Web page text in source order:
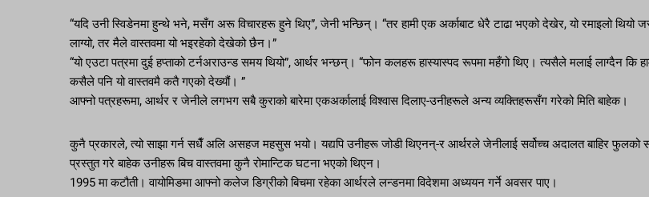
“यदि उनी स्विडेनमा हुन्थे भने, मसँग अरू विचारहरू हुने थिए”, जेनी भन्छिन्। “तर हामी एक अर्काबाट धेरै टाढा भएको देखेर, यो रमाइलो थियो
लाग्यो, तर मैले वास्तवमा यो भइरहेको देखेको छैन।”
“यो एउटा पत्रमा दुई हप्ताको टर्नअराउन्ड समय थियो”, आर्थर भन्छन्। “फोन कलहरू हास्यास्पद रूपमा महँगो थिए। त्यसैले मलाई लाग्दैन कि
कसैले पनि यो वास्तवमै कतै गएको देख्यौं। ”
आफ्नो पत्रहरूमा, आर्थर र जेनीले लगभग सबै कुराको बारेमा एकअर्कालाई विश्वास दिलाए-उनीहरूले अन्य व्यक्तिहरूसँग गरेको मिति बाहेक।
कुनै प्रकारले, त्यो साझा गर्न सधैँ अलि असहज महसुस भयो। यद्यपि उनीहरू जोडी थिएनन्-र आर्थरले जेनीलाई सर्वोच्च अदालत बाहिर फुलको
प्रस्तुत गरे बाहेक उनीहरू बिच वास्तवमा कुनै रोमान्टिक घटना भएको थिएन।
1995 मा कटौती। वायोमिङमा आफ्नो कलेज डिग्रीको बिचमा रहेका आर्थरले लन्डनमा विदेशमा अध्ययन गर्ने अवसर पाए।